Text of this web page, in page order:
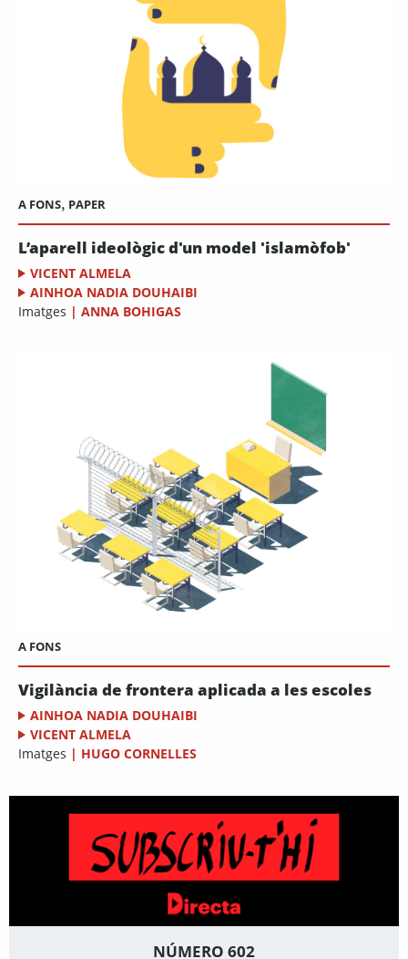
A FONS, PAPER
L’aparell ideològic d'un model 'islamòfob'
VICENT ALMELA
AINHOA NADIA DOUHAIBI
Imatges | ANNA BOHIGAS
A FONS
Vigilància de frontera aplicada a les escoles
AINHOA NADIA DOUHAIBI
VICENT ALMELA
Imatges | HUGO CORNELLES
NÚMERO 602